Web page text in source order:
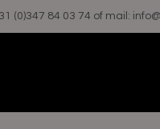
(0)347 84 03 74 of mail: